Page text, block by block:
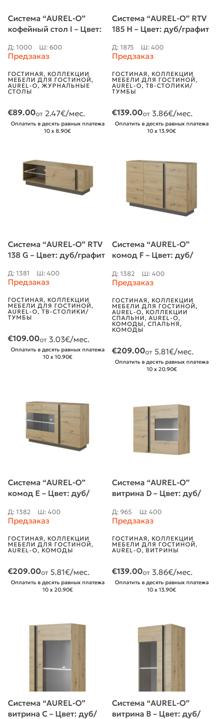
Система “AUREL-O”
кофейный стол I – Цвет:
Д: 1000 Ш: 600
Предзаказ
ГОСТИНАЯ, КОЛЛЕКЦИИ
МЕБЕЛИ ДЛЯ ГОСТИНОЙ,
AUREL-O, ЖУРНАЛЬНЫЕ
СТОЛЫ
€89.00от 2.47€/мес.
Оплатить в десять равных платежа
10 x 8.90€
Система “AUREL-O” RTV
185 H – Цвет: дуб/графит
Д: 1875 Ш: 400
Предзаказ
ГОСТИНАЯ , КОЛЛЕКЦИИ
МЕБЕЛИ ДЛЯ ГОСТИНОЙ ,
AUREL-O, ТВ-СТОЛИКИ/
ТУМБЫ
€139.00от 3.86€/мес.
Оплатить в десять равных платежа
10 x 13.90€
Система “AUREL-O” RTV
138 G – Цвет: дуб/графит
Д: 1381 Ш: 400
Предзаказ
ГОСТИНАЯ, КОЛЛЕКЦИИ
МЕБЕЛИ ДЛЯ ГОСТИНОЙ,
AUREL-O, ТВ-СТОЛИКИ/
ТУМБЫ
€109.00от 3.03€/мес.
Оплатить в десять равных платежа
10 x 10.90€
Система “AUREL-O”
комод F – Цвет: дуб/
Д: 1382 Ш: 400
Предзаказ
ГОСТИНАЯ, КОЛЛЕКЦИИ
МЕБЕЛИ ДЛЯ ГОСТИНОЙ,
AUREL-O, КОЛЛЕКЦИИ
СПАЛЬНИ, AUREL-O,
КОМОДЫ, СПАЛЬНЯ,
КОМОДЫ
€209.00от 5.81€/мес.
Оплатить в десять равных платежа
10 x 20.90€
Система “AUREL-O”
комод E – Цвет: дуб/
Д: 1382 Ш: 400
Предзаказ
ГОСТИНАЯ , КОЛЛЕКЦИИ
МЕБЕЛИ ДЛЯ ГОСТИНОЙ ,
AUREL-O, КОМОДЫ
€209.00от 5.81€/мес.
Оплатить в десять равных платежа
10 x 20.90€
Система “AUREL-O”
витрина D – Цвет: дуб/
Д: 965 Ш: 400
Предзаказ
ГОСТИНАЯ , КОЛЛЕКЦИИ
МЕБЕЛИ ДЛЯ ГОСТИНОЙ ,
AUREL-O, ВИТРИНЫ
€139.00от 3.86€/мес.
Оплатить в десять равных платежа
10 x 13.90€
Система “AUREL-O”
витрина C – Цвет: дуб/
Система “AUREL-O”
витрина B – Цвет: дуб/